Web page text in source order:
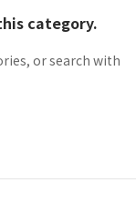
category.
or search with